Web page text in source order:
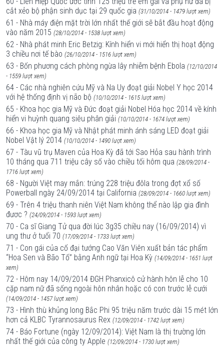
cắt xẻo bộ phận sinh dục tại 29 quốc gia (31/10/2014 - 1479 lượt xem)
61 - Nhà máy điện mặt trời lớn nhất thế giới sẽ bắt đầu hoạt động
vào năm 2015 (28/10/2014 - 1538 lượt xem)
62 - Nhà phát minh Eric Betzig: Kính hiển vi mới hiển thị hoạt động
3 chiều nơi tế bào (26/10/2014 - 1516 lượt xem)
63 - Bốn phương cách phòng ngừa lây nhiễm bệnh Ebola (12/10/2014
- 1559 lượt xem)
64 - Các nhà nghiên cứu Mỹ và Na Uy đoạt giải Nobel Y học 2014
với hệ thống định vị não bộ (10/10/2014 - 1615 lượt xem)
65 - Khoa học gia Mỹ và Đức đoạt giải Nobel Hóa học 2014 về kính
hiển vi huỳnh quang siêu phân giải (10/10/2014 - 1674 lượt xem)
66 - Khoa học gia Mỹ và Nhật phát minh ánh sáng LED đoạt giải
Nobel Vật lý 2014 (10/10/2014 - 1490 lượt xem)
67 - Tàu vũ trụ Maven của Hoa Kỳ đã tới Sao Hỏa sau hành trình
10 tháng qua 711 triệu cây số vào chiều tối hôm qua (28/09/2014 -
1716 lượt xem)
68 - Người Việt may mắn: trúng 228 triệu đôla trong đợt xổ số
Powerball ngày 24/09/2014 tại California (28/09/2014 - 1660 lượt xem)
69 - Trên 4 triệu thanh niên Việt Nam không thể nào lập gia đình
đươc ? (24/09/2014 - 1593 lượt xem)
70 - Ca sĩ Giang Tử qua đời lúc 3g35 chiều nay (16/09/2014) vì
ung thư ở tuổi 70 (17/09/2014 - 1733 lượt xem)
71 - Con gái của cố đại tướng Cao Văn Viên xuất bản tác phẩm
“Hoa Sen và Bão Tố” bằng Anh ngữ tại Hoa Kỳ (14/09/2014 - 1651 lượt
xem)
72 - Hôm nay 14/09/2014 ĐGH Phanxicô cử hành hôn lễ cho 10
cặp nam nữ đã sống ngoài hôn nhân hoặc có con trước lễ cưới
(14/09/2014 - 1457 lượt xem)
73 - Hình thù khủng long Bắc Phi 95 triệu năm trước dài 15 mét lớn
hơn cả KLBC Tyrannosaurus Rex (12/09/2014 - 1742 lượt xem)
74 - Báo Fortune (ngày 12/09/2014): Việt Nam là thị trường lớn
nhất thế giới của công ty Apple (12/09/2014 - 1730 lượt xem)